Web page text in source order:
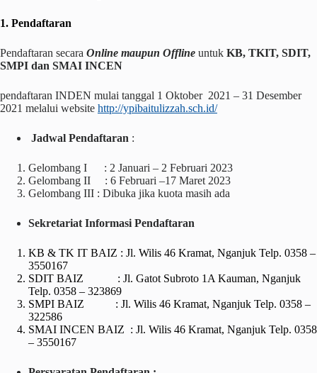
1. Pendaftaran
Pendaftaran secara Online maupun Offline untuk KB, TKIT, SDIT,
SMPI dan SMAI INCEN
pendaftaran INDEN mulai tanggal 1 Oktober 2021 – 31 Desember
2021 melalui website http://ypibaitulizzah.sch.id/
Jadwal Pendaftaran :
Gelombang I : 2 Januari – 2 Februari 2023
Gelombang II : 6 Februari –17 Maret 2023
Gelombang III : Dibuka jika kuota masih ada
Sekretariat Informasi Pendaftaran
KB & TK IT BAIZ : Jl. Wilis 46 Kramat, Nganjuk Telp. 0358 –
3550167
SDIT BAIZ : Jl. Gatot Subroto 1A Kauman, Nganjuk
Telp. 0358 – 323869
SMPI BAIZ : Jl. Wilis 46 Kramat, Nganjuk Telp. 0358 –
322586
SMAI INCEN BAIZ : Jl. Wilis 46 Kramat, Nganjuk Telp. 0358
– 3550167